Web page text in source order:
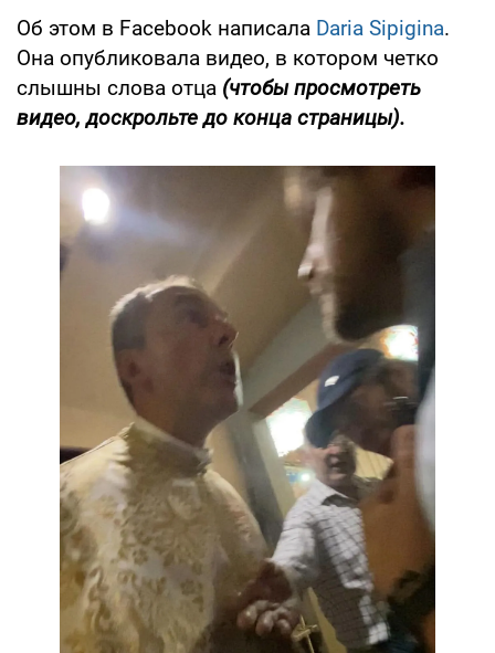
Об этом в Facebook написала Daria Sipigina.
Она опубликовала видео, в котором четко
слышны слова отца (чтобы просмотреть
видео, доскрольте до конца страницы).